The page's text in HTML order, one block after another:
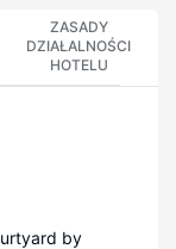
ZASADY
DZIAŁALNOŚCI
HOTELU
by